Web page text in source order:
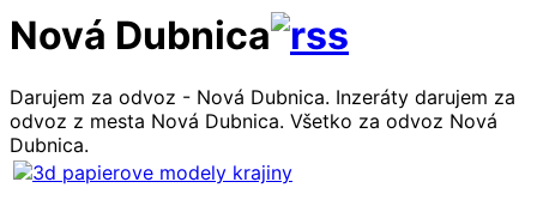
Nová Dubnica
Darujem za odvoz - Nová Dubnica. Inzeráty darujem za
odvoz z mesta Nová Dubnica. Všetko za odvoz Nová
Dubnica.